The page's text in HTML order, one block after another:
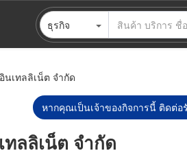
ธุรกิจ
นเทลลิเน็ต จำกัด
หากคุณเป็นเจ้าของกิจการนี้ ติดต่อ
ลลิเน็ต จำกัด